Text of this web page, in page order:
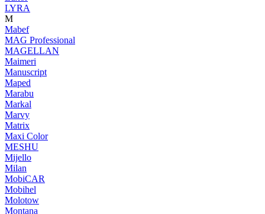
LYRA
M
Mabef
MAG Professional
MAGELLAN
Maimeri
Manuscript
Maped
Marabu
Markal
Marvy
Matrix
Maxi Color
MESHU
Mijello
Milan
MobiCAR
Mobihel
Molotow
Montana